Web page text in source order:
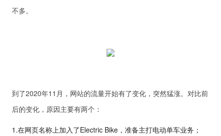
不多。
到了2020年11月，网站的流量开始有了变化，突然猛涨。对比前
后的变化，原因主要有两个：
1.在网页名称上加入了Electric Bike，准备主打电动单车业务；